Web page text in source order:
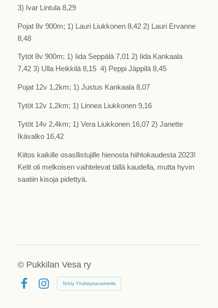
3) Ivar Lintula 8,29
Pojat 8v 900m; 1) Lauri Liukkonen 8,42 2) Lauri Ervanne
8,48
Tytöt 8v 900m; 1) Iida Seppälä 7,01 2) Iida Kankaala
7,42 3) Ulla Heikkilä 8,15 4) Peppi Jäppilä 8,45
Pojat 12v 1,2km; 1) Justus Kankaala 8,07
Tytöt 12v 1,2km; 1) Linnea Liukkonen 9,16
Tytöt 14v 2,4km; 1) Vera Liukkonen 16,07 2) Janette
Ikävalko 16,42
Kiitos kaikille osasllistujille hienosta hiihtokaudesta 2023!
Kelit oli melkoisen vaihtelevat tällä kaudella, mutta hyvin
saatiin kisoja pidettyä.
© Pukkilan Vesa ry
Instagram
Tehty Yhdistysavaimella